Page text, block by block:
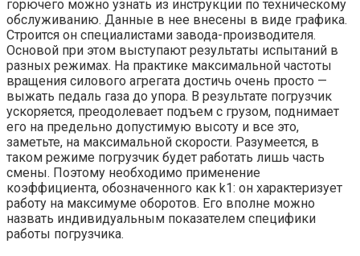
горючего можно узнать из инструкции по техническому
обслуживанию. Данные в нее внесены в виде графика.
Строится он специалистами завода-производителя.
Основой при этом выступают результаты испытаний в
разных режимах. На практике максимальной частоты
вращения силового агрегата достичь очень просто —
выжать педаль газа до упора. В результате погрузчик
ускоряется, преодолевает подъем с грузом, поднимает
его на предельно допустимую высоту и все это,
заметьте, на максимальной скорости. Разумеется, в
таком режиме погрузчик будет работать лишь часть
смены. Поэтому необходимо применение
коэффициента, обозначенного как k1: он характеризует
работу на максимуме оборотов. Его вполне можно
назвать индивидуальным показателем специфики
работы погрузчика.